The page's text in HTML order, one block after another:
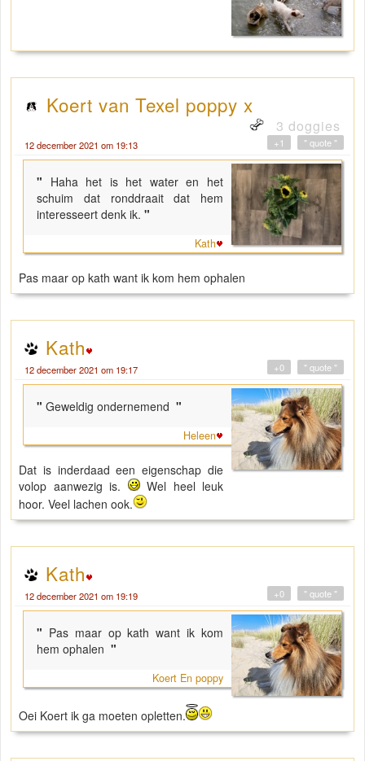
Koert van Texel poppy x
3 doggies
12 december 2021 om 19:13 " quote "
+1
" Haha het is het water en het
schuim dat ronddraait dat hem
interesseert denk ik. "
Kath
Pas maar op kath want ik kom hem ophalen
Kath
12 december 2021 om 19:17 " quote "
+0
" Geweldig ondernemend "
Heleen
Dat is inderdaad een eigenschap die
volop aanwezig is.
Wel heel leuk
hoor. Veel lachen ook.
Kath
12 december 2021 om 19:19 " quote "
+0
" Pas maar op kath want ik kom
hem ophalen "
Koert En poppy
Oei Koert ik ga moeten opletten.